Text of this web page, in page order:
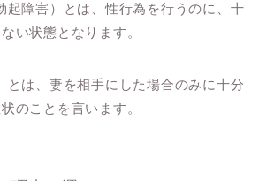
起障害）とは、性行為を行うのに、十
い状態となります。
とは、妻を相手にした場合のみに十分
のことを言います。